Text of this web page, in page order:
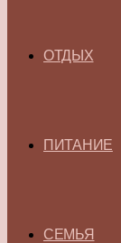
ОТДЫХ
ПИТАНИЕ
СЕМЬЯ